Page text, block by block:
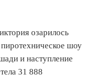
озарилось
шоу
и наступление
31 888